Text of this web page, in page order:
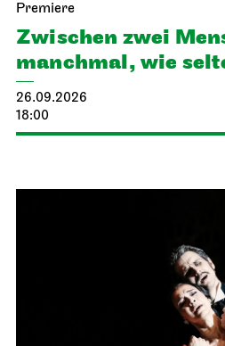
Premiere
Zwischen zwei
manch­mal, wie
26.09.2026
18:00